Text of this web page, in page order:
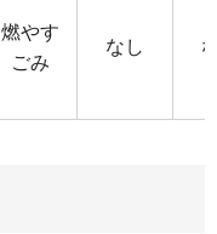
燃やす
ごみ
なし